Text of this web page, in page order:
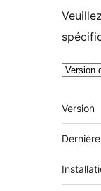
Méta
Version